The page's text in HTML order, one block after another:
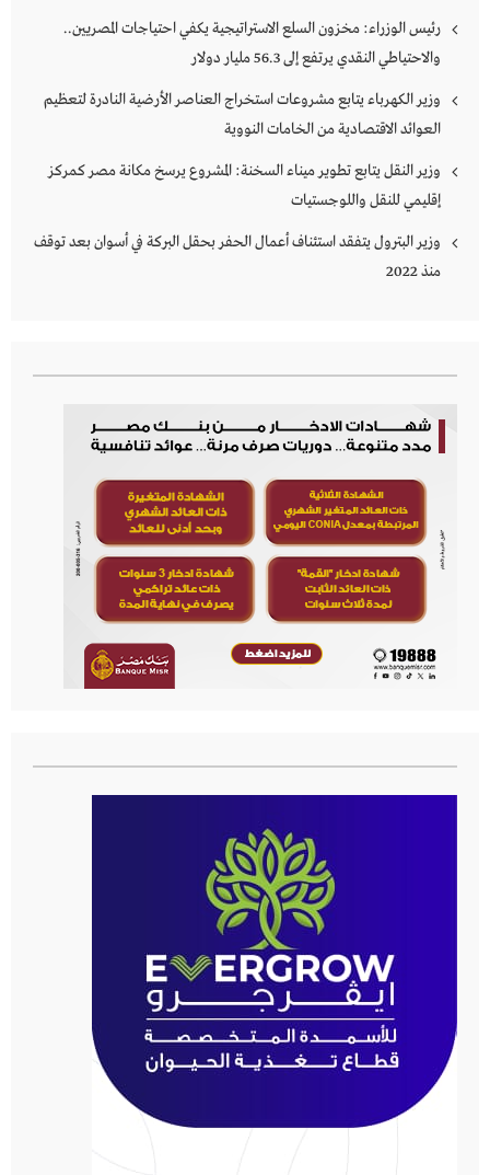
رئيس الوزراء: مخزون السلع الاستراتيجية يكفي احتياجات المصريين..
والاحتياطي النقدي يرتفع إلى 56.3 مليار دولار
وزير الكهرباء يتابع مشروعات استخراج العناصر الأرضية النادرة لتعظيم
العوائد الاقتصادية من الخامات النووية
وزير النقل يتابع تطوير ميناء السخنة: المشروع يرسخ مكانة مصر كمركز
إقليمي للنقل واللوجستيات
وزير البترول يتفقد استئناف أعمال الحفر بحقل البركة في أسوان بعد توقف
منذ 2022